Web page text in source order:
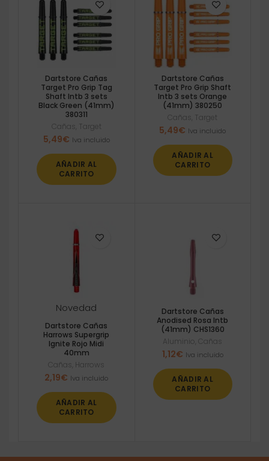
Dartstore Cañas
Target Pro Grip Tag
Shaft Intb 3 sets
Black Green (41mm)
380311
Cañas Target
5,49€ Iva incluido
AÑADIR AL
CARRITO
Dartstore Cañas
Target Pro Grip Shaft
Intb 3 sets Orange
(41mm) 380250
Cañas Target
5,49€ Iva incluido
AÑADIR AL
CARRITO
Novedad
Dartstore Cañas
Harrows Supergrip
Ignite Rojo Midi
40mm
Cañas Harrows
2,19€ Iva incluido
AÑADIR AL
CARRITO
Dartstore Cañas
Anodised Rosa Intb
(41mm) CHS1360
Aluminio ,Cañas
1,12€ Iva incluido
AÑADIR AL
CARRITO